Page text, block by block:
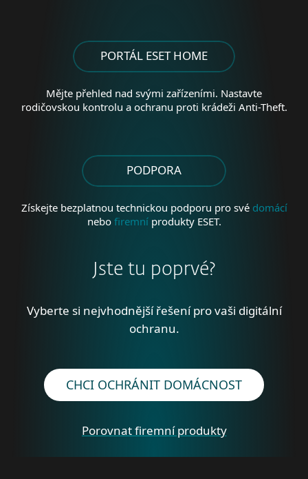
PORTÁL ESET HOME
Mějte přehled nad svými zařízeními. Nastavte
rodičovskou kontrolu a ochranu proti krádeži Anti-Theft.
PODPORA
Získejte bezplatnou technickou podporu pro své domácí
nebo firemní produkty ESET.
Jste tu poprvé?
Vyberte si nejvhodnější řešení pro vaši digitální
ochranu.
CHCI OCHRÁNIT DOMÁCNOST
Porovnat firemní produkty